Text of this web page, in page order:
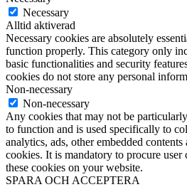
Necessary
Alltid aktiverad
Necessary cookies are absolutely
function properly. This category only
basic functionalities and security
cookies do not store any personal
Non-necessary
Non-necessary
Any cookies that may not be
to function and is used specifically to
analytics, ads, other embedded contents
cookies. It is mandatory to procure
these cookies on your website.
SPARA OCH ACCEPTERA